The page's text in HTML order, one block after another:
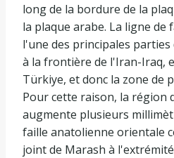
long de la bordure de la
la plaque arabe. La ligne de
l'une des principales
à la frontière de l'Iran-Iraq,
Türkiye, et donc la zone de
Pour cette raison, la région
augmente plusieurs
faille anatolienne orientale
joint de Marash à